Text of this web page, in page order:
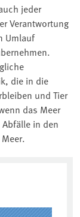
jeder
Verantwortung
Umlauf
die in die
und Tier
das Meer
in den